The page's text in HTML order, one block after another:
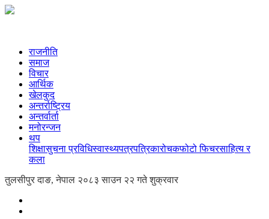
राजनीति
समाज
विचार
आर्थिक
खेलकुद
अन्तर्राष्ट्रिय
अन्तर्वार्ता
मनोरन्जन
थप
शिक्षासुचना प्रविधिस्वास्थ्यपत्रपत्रिकारोचकफोटो फिचरसाहित्य र
कला
तुलसीपुर दाङ, नेपाल २०८३ साउन २२ गते शुक्रवार